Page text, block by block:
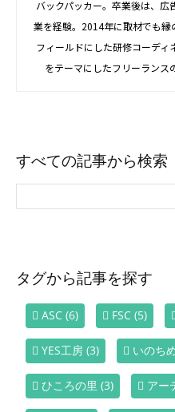
バックパッカー。卒業後は、広
業を経験。2014年に取材でも
フィールドにした研修コーディ
をテーマにしたフリーランス
すべての記事から検索
タグから記事を探す
ASC (6) FSC (5)
YES工房 (3) いのち
ひころの里 (3) アー